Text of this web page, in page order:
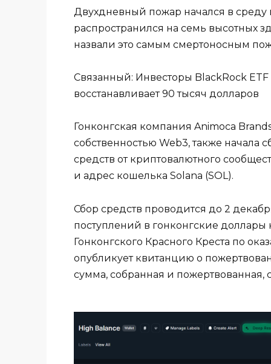
Двухдневный пожар начался в
распространился на семь высотных
назвали это самым смертоносным
Связанный: Инвесторы BlackRock
восстанавливает 90 тысяч долларов
Гонконгская компания Animoca
собственностью Web3, также начала
средств от криптовалютного
и адрес кошелька Solana (SOL).
Сбор средств проводится до 2
поступлений в гонконгские
Гонконгского Красного Креста по
опубликует квитанцию ​​о
сумма, собранная и